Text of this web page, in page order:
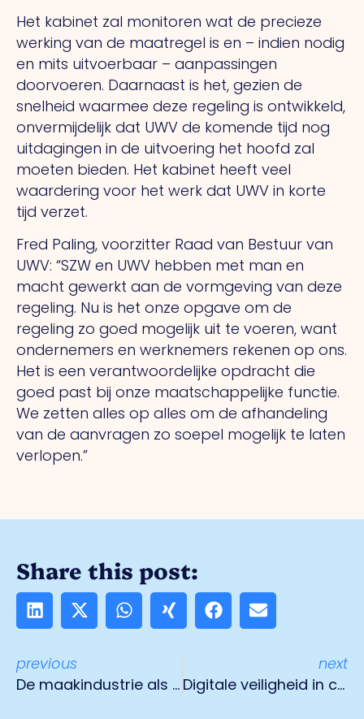
Het kabinet zal monitoren wat de precieze
werking van de maatregel is en – indien nodig
en mits uitvoerbaar – aanpassingen
doorvoeren. Daarnaast is het, gezien de
snelheid waarmee deze regeling is ontwikkeld,
onvermijdelijk dat UWV de komende tijd nog
uitdagingen in de uitvoering het hoofd zal
moeten bieden. Het kabinet heeft veel
waardering voor het werk dat UWV in korte
tijd verzet.
Fred Paling, voorzitter Raad van Bestuur van
UWV: “SZW en UWV hebben met man en
macht gewerkt aan de vormgeving van deze
regeling. Nu is het onze opgave om de
regeling zo goed mogelijk uit te voeren, want
ondernemers en werknemers rekenen op ons.
Het is een verantwoordelijke opdracht die
goed past bij onze maatschappelijke functie.
We zetten alles op alles om de afhandeling
van de aanvragen zo soepel mogelijk te laten
verlopen.”
Share this post:
previous
De maakindustrie als best bewaarde geheim van de regio
next
Digitale veiligheid in coronatijden: extra webinars op 6 april en 8 april